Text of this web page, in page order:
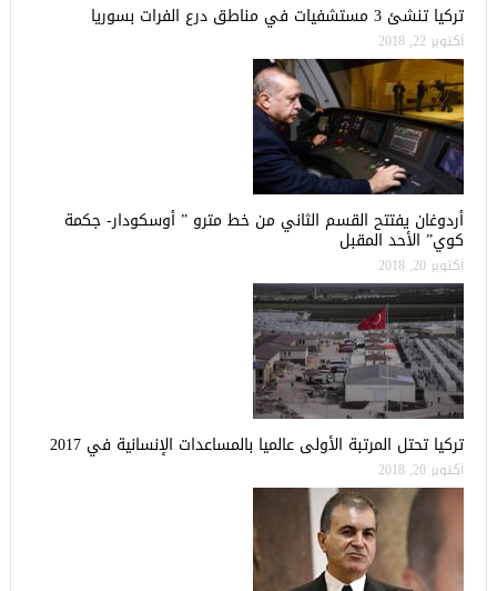
تركيا تنشئ 3 مستشفيات في مناطق درع الفرات بسوريا
أكتوبر 22, 2018
أردوغان يفتتح القسم الثاني من خط مترو ” أوسكودار- جكمة
كوي” الأحد المقبل
أكتوبر 20, 2018
تركيا تحتل المرتبة الأولى عالميا بالمساعدات الإنسانية في 2017
أكتوبر 20, 2018